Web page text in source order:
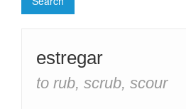
estregar
to rub, scrub, scour